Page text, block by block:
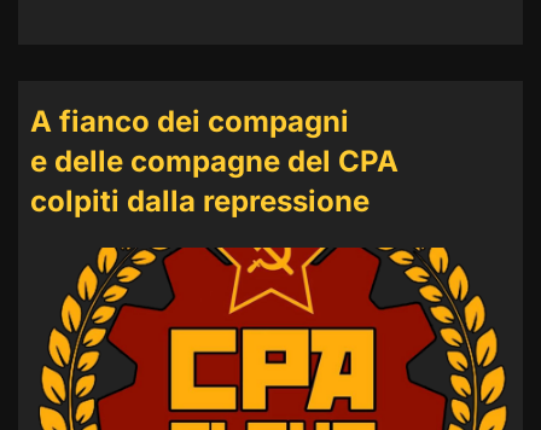
A fianco dei compagni
e delle compagne del CPA
colpiti dalla repressione